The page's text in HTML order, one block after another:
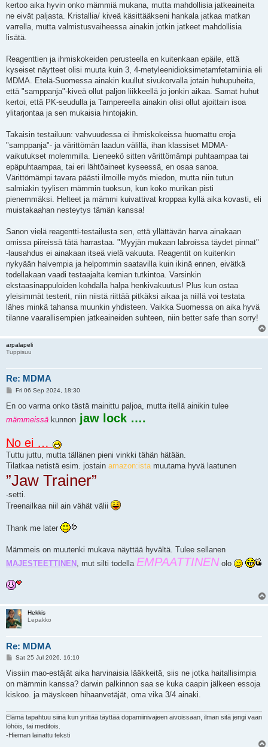
kertoo aika hyvin onko mämmiä mukana, mutta mahdollisia jatkeaineita
ne eivät paljasta. Kristallia/ kiveä käsittääkseni hankala jatkaa matkan
varrella, mutta valmistusvaiheessa ainakin jotkin jatkeet mahdollisia
lisätä.
Reagenttien ja ihmiskokeiden perusteella en kuitenkaan epäile, että
kyseiset näytteet olisi muuta kuin 3, 4-metyleenidioksimetamfetamiinia eli
MDMA. Etelä-Suomessa ainakin kuullut sivukorvalla jotain huhupuheita,
että "samppanja"-kiveä ollut paljon liikkeellä jo jonkin aikaa. Samat huhut
kertoi, että PK-seudulla ja Tampereella ainakin olisi ollut ajoittain isoa
ylitarjontaa ja sen mukaisia hintojakin.
Takaisin testailuun: vahvuudessa ei ihmiskokeissa huomattu eroja
"samppanja"- ja värittömän laadun välillä, ihan klassiset MDMA-
vaikutukset molemmilla. Lieneekö sitten värittömämpi puhtaampaa tai
epäpuhtaampaa, tai eri lähtöaineet kyseessä, en osaa sanoa.
Värittömämpi tavara päästi ilmoille myös miedon, mutta niin tutun
salmiakin tyylisen mämmin tuoksun, kun koko murikan pisti
pienemmäksi. Helteet ja mämmi kuivattivat kroppaa kyllä aika kovasti, eli
muistakaahan nesteytys tämän kanssa!
Sanon vielä reagentti-testailusta sen, että yllättävän harva ainakaan
omissa piireissä tätä harrastaa. "Myyjän mukaan labroissa täydet pinnat"
-lausahdus ei ainakaan itseä vielä vakuuta. Reagentit on kuitenkin
nykyään halvempia ja helpommin saatavilla kuin ikinä ennen, eivätkä
todellakaan vaadi testaajalta kemian tutkintoa. Varsinkin
ekstaasinappuloiden kohdalla halpa henkivakuutus! Plus kun ostaa
yleisimmät testerit, niin niistä riittää pitkäksi aikaa ja niillä voi testata
lähes minkä tahansa muunkin yhdisteen. Vaikka Suomessa on aika hyvä
tilanne vaarallisempien jatkeaineiden suhteen, niin better safe than sorry!
arpalapeli
Tuppisuu
Re: MDMA
P
s
Fri 06 Sep 2024, 18:30
En oo varma onko tästä mainittu paljoa, mutta itellä ainikin tulee
mämmeissä kunnon jaw lock ….
No ei …
Tuttu juttu, mutta tällänen pieni vinkki tähän hätään.
Tilatkaa netistä esim. jostain amazon:ista muutama hyvä laatunen
”Jaw Trainer”
-setti.
Treenailkaa niil ain vähät välii
Thank me later
Mämmeis on muutenki mukava näyttää hyvältä. Tulee sellanen
MAJESTEETTINEN
, mut silti todella EMPAATTINEN olo
Hekkis
Lepakko
Re: MDMA
P
s
Sat 25 Jul 2026, 16:10
Vissiin mao-estäjät aika harvinaisia lääkkeitä, siis ne jotka haitallisimpia
on mämmin kanssa? darwin palkinnon saa se kuka caapin jälkeen essoja
kiskoo. ja mäyskeen hihaanvetäjät, oma vika 3/4 ainaki.
Elämä tapahtuu siinä kun yrittää täyttää dopamiinivajeen aivoissaan, ilman sitä jengi vaan
löhöis, tai meditois.
-Hieman lainattu teksti